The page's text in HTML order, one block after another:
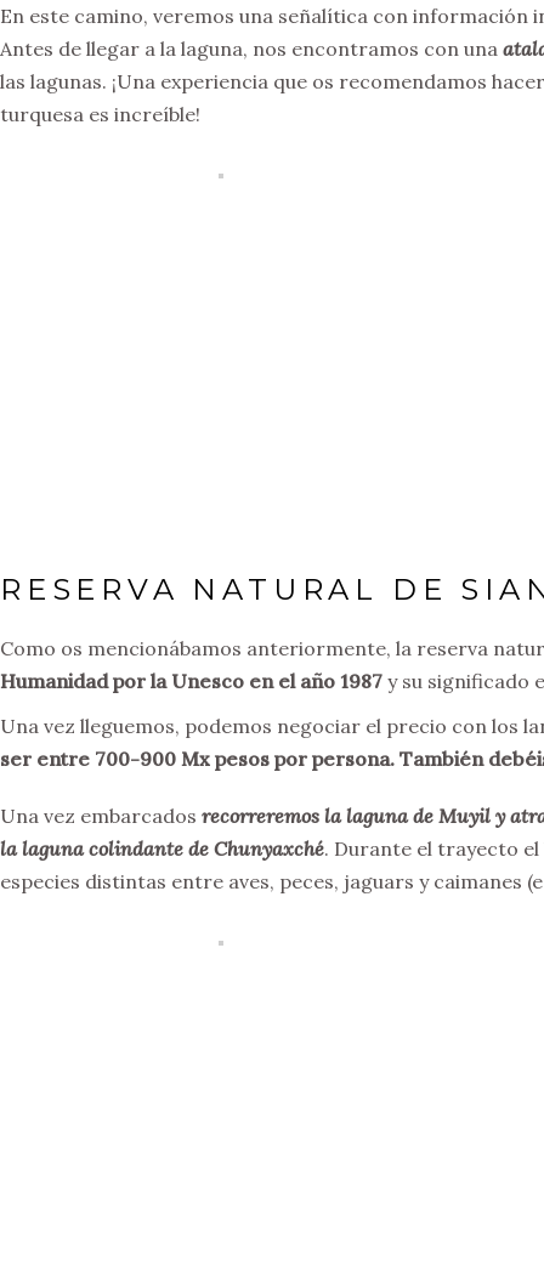
En este camino, veremos una señalítica con
Antes de llegar a la laguna, nos encontramos con una
las lagunas. ¡Una experiencia que os recomendamos
turquesa es increíble!
RESERVA NATURAL DE
Como os mencionábamos anteriormente, la reserva
Humanidad por la Unesco en el año 1987 y su significado
Una vez lleguemos, podemos negociar el precio con los
ser entre 700-900 Mx pesos por persona. También
Una vez embarcados recorreremos la laguna de Muyil y
la laguna colindante de Chunyaxché. Durante el trayecto
especies distintas entre aves, peces, jaguars y caimanes